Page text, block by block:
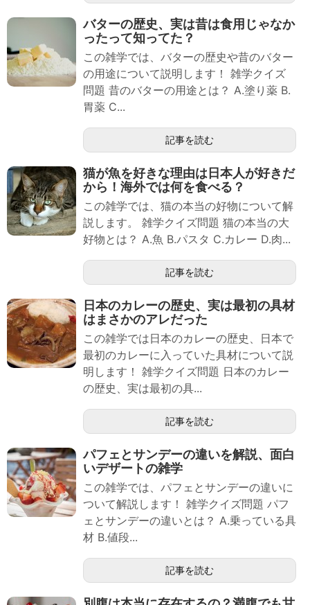
バターの歴史、実は昔は食用じゃなか
ったって知ってた？
この雑学では、バターの歴史や昔のバター
の用途について説明します！ 雑学クイズ
問題 昔のバターの用途とは？ A.塗り薬 B.
胃薬 C...
記事を読む
猫が魚を好きな理由は日本人が好きだ
から！海外では何を食べる？
この雑学では、猫の本当の好物について解
説します。 雑学クイズ問題 猫の本当の大
好物とは？ A.魚 B.パスタ C.カレー D.肉...
記事を読む
日本のカレーの歴史、実は最初の具材
はまさかのアレだった
この雑学では日本のカレーの歴史、日本で
最初のカレーに入っていた具材について説
明します！ 雑学クイズ問題 日本のカレー
の歴史、実は最初の具...
記事を読む
パフェとサンデーの違いを解説、面白
いデザートの雑学
この雑学では、パフェとサンデーの違いに
ついて解説します！ 雑学クイズ問題 パフ
ェとサンデーの違いとは？ A.乗っている具
材 B.値段...
記事を読む